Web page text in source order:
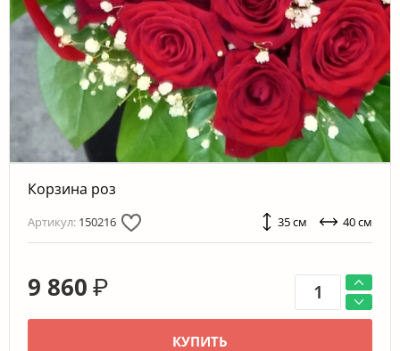
Корзина роз
Артикул: 150216 35 см 40 см
9 860 ₽
КУПИТЬ